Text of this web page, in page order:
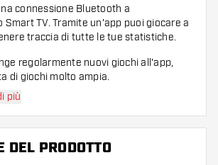
connessione Bluetooth a
TV. Tramite un'app puoi giocare a
traccia di tutte le tue statistiche.
regolarmente nuovi giochi all'app,
di giochi molto ampia.
Green Smartboard può essere utilizzato
di giocare a diversi giochi
più
DEL PRODOTTO